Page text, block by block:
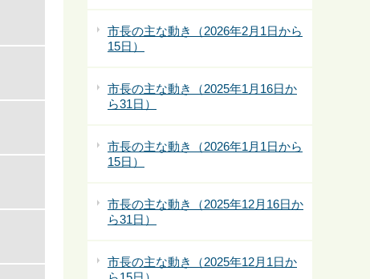
市長の主な動き（2026年2月1日から
15日）
市長の主な動き（2025年1月16日か
ら31日）
市長の主な動き（2026年1月1日から
15日）
市長の主な動き（2025年12月16日か
ら31日）
市長の主な動き（2025年12月1日か